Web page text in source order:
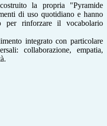
la propria "Pyramide
di uso quotidiano e hanno
per rinforzare il vocabolario
integrato con particolare
collaborazione, empatia,